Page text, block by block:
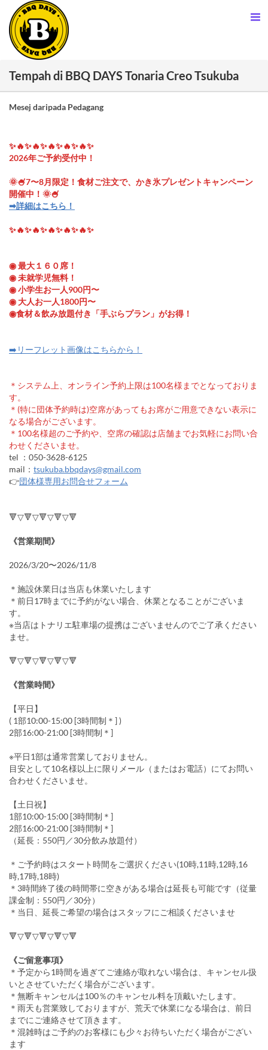
Tempah di BBQ DAYS Tonaria Creo Tsukuba
Mesej daripada Pedagang
✨🔥✨🔥✨🔥✨🔥✨🔥✨
2026年ご予約受付中！
🌞🍧7〜8月限定！食材ご注文で、かき氷プレゼントキャンペーン
開催中！🌞🍧
➡︎詳細はこちら！
✨🔥✨🔥✨🔥✨🔥✨🔥✨
◉ 最大１６０席！
◉ 未就学児無料！
◉ 小学生お一人900円〜
◉ 大人お一人1800円〜
◉食材＆飲み放題付き「手ぶらプラン」がお得！
➡️リーフレット画像はこちらから！
＊システム上、オンライン予約上限は100名様までとなっておりま
す。
＊(特に団体予約時は)空席があってもお席がご用意できない表示に
なる場合がございます。
＊100名様超のご予約や、空席の確認は店舗までお気軽にお問い合
わせくださいませ。
tel ：050-3628-6125
mail： tsukuba.bbqdays@gmail.com
👉団体様専用お問合せフォーム
🔻▽🔻▽🔻▽🔻▽🔻
《営業期間》
2026/3/20〜2026/11/8
＊施設休業日は当店も休業いたします
＊前日17時までに予約がない場合、休業となることがございま
す。
※当店はトナリエ駐車場の提携はございませんのでご了承ください
ませ。
🔻▽🔻▽🔻▽🔻▽🔻
《営業時間》
【平日】
( 1部10:00-15:00 [3時間制＊] )
2部16:00-21:00 [3時間制＊]
※平日1部は通常営業しておりません。
目安として10名様以上に限りメール（またはお電話）にてお問い
合わせくださいませ。
【土日祝】
1部10:00-15:00 [3時間制＊]
2部16:00-21:00 [3時間制＊]
（延長：550円／30分飲み放題付）
＊ご予約時はスタート時間をご選択ください(10時,11時,12時,16
時,17時,18時)
＊3時間終了後の時間帯に空きがある場合は延長も可能です（従量
課金制：550円／30分）
＊当日、延長ご希望の場合はスタッフにご相談くださいませ
🔻▽🔻▽🔻▽🔻▽🔻
《ご留意事項》
＊予定から1時間を過ぎてご連絡が取れない場合は、キャンセル扱
いとさせていただく場合がございます。
＊無断キャンセルは100％のキャンセル料を頂戴いたします。
＊雨天も営業致しておりますが、荒天で休業になる場合は、前日
までにご連絡させて頂きます。
＊混雑時はご予約のお客様にも少々お待ちいただく場合がござい
ます